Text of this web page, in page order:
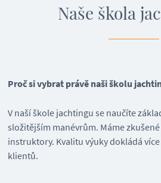
Naše škola
Proč si vybrat právě naši školu
V naší škole jachtingu se naučíte
složitějším manévrům. Máme
instruktory. Kvalitu výuky dokládá
klientů.